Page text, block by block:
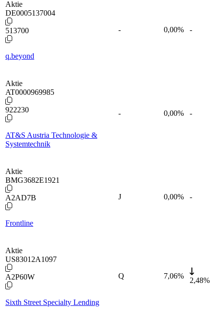
Aktie
DE0005137004
513700
q.beyond
- 0,00% -
Aktie
AT0000969985
922230
AT&S Austria Technologie &
Systemtechnik
- 0,00% -
Aktie
BMG3682E1921
A2AD7B
Frontline
J 0,00% -
Aktie
US83012A1097
A2P60W
Sixth Street Specialty Lending
Q 7,06%
2,48%